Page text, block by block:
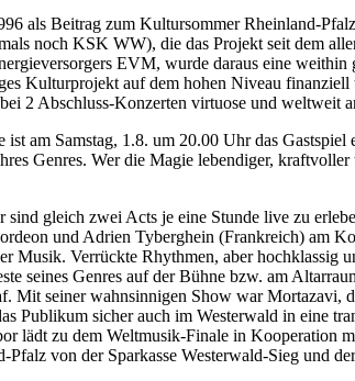
als Beitrag zum Kultursommer Rheinland-
noch KSK WW), die das Projekt seit dem
EVM, wurde daraus eine
Kulturprojekt auf dem hohen Niveau
2 Abschluss-Konzerten virtuose und weltweit
ist am Samstag, 1.8. um 20.00 Uhr das
Genres. Wer die Magie lebendiger,
sind gleich zwei Acts je eine Stunde live zu
und Adrien Tyberghein (Frankreich) am
Musik. Verrückte Rhythmen, aber hochklassig
seines Genres auf der Bühne bzw. am
Mit seiner wahnsinnigen Show war Mortazavi,
Publikum sicher auch im Westerwald in eine
lädt zu dem Weltmusik-Finale in Kooperation
von der Sparkasse Westerwald-Sieg und